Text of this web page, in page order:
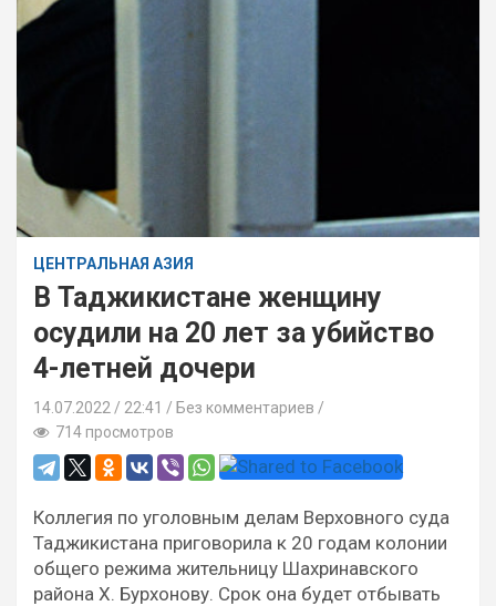
ЦЕНТРАЛЬНАЯ АЗИЯ
В Таджикистане женщину
осудили на 20 лет за убийство
4-летней дочери
14.07.2022 22:41 / Без комментариев
714 просмотров
Коллегия по уголовным делам Верховного суда
Таджикистана приговорила к 20 годам колонии
общего режима жительницу Шахринавского
района Х. Бурхонову. Срок она будет отбывать